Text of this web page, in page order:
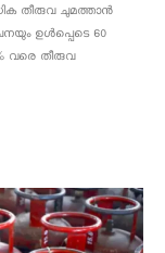
തീരുവ ചുമത്താൻ
ഉൾപ്പെടെ 60
​​വരെ തീരുവ